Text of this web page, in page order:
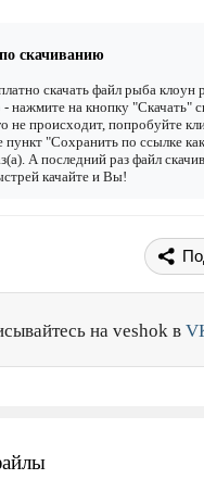
скачиванию
скачать файл рыба
нажмите на кнопку "Скачать"
не происходит, попробуйте
пункт "Сохранить по ссылке
А последний раз файл
качайте и Вы!
на veshok в